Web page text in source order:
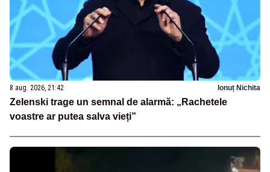
8 aug. 2026, 21:42 Ionuț Nichita
Zelenski trage un semnal de alarmă: „Rachetele
voastre ar putea salva vieți”